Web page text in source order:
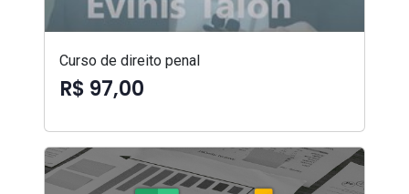
Curso de direito penal
R$ 97,00